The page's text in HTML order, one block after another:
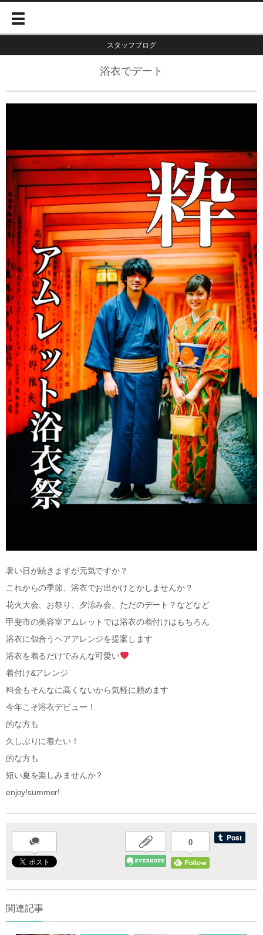
スタッフブログ
浴衣でデート
暑い日が続きますが元気ですか？
これからの季節、浴衣でお出かけとかしませんか？
花火大会、お祭り、夕涼み会、ただのデート？などなど
甲斐市の美容室アムレットでは浴衣の着付けはもちろん
浴衣に似合うヘアアレンジを提案します
浴衣を着るだけでみんな可愛い
着付け&アレンジ
料金もそんなに高くないから気軽に頼めます
今年こそ浴衣デビュー！
的な方も
久しぶりに着たい！
的な方も
短い夏を楽しみませんか？
enjoy!summer!
0
関連記事